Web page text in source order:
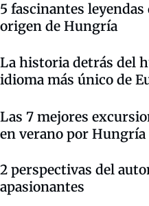
5 fascinantes
origen de Hungría
La historia detrás del
idioma más único de
Las 7 mejores
en verano por Hungría
2 perspectivas del
apasionantes